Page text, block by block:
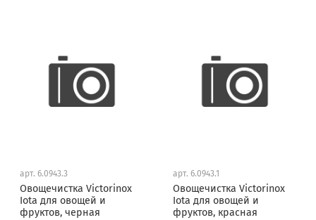
арт. 6.0943.3
Овощечистка Victorinox
Iota для овощей и
фруктов, черная
арт. 6.0943.1
Овощечистка Victorinox
Iota для овощей и
фруктов, красная